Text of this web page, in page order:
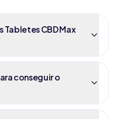
Tabletes CBD Max
conseguir o